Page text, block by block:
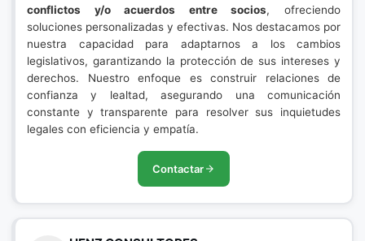
conflictos y/o acuerdos entre socios, ofreciendo
soluciones personalizadas y efectivas. Nos destacamos por
nuestra capacidad para adaptarnos a los cambios
legislativos, garantizando la protección de sus intereses y
derechos. Nuestro enfoque es construir relaciones de
confianza y lealtad, asegurando una comunicación
constante y transparente para resolver sus inquietudes
legales con eficiencia y empatía.
Contactar